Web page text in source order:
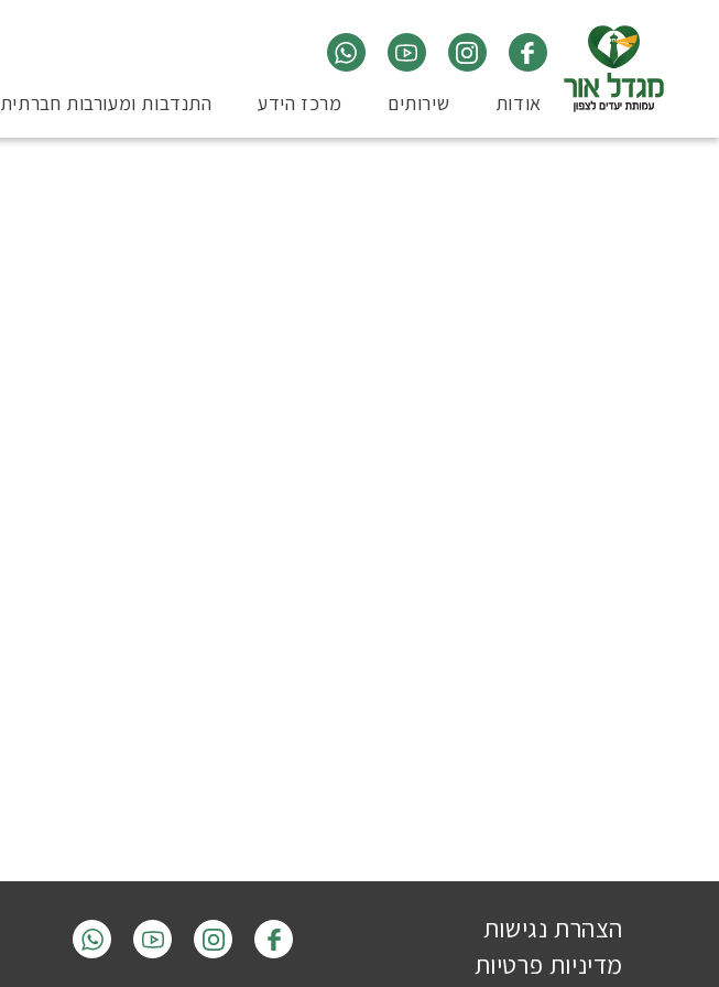
אודות שירותים מרכז הידע התנדבות ומעורבות חברתית
הצהרת נגישות
מדיניות פרטיות